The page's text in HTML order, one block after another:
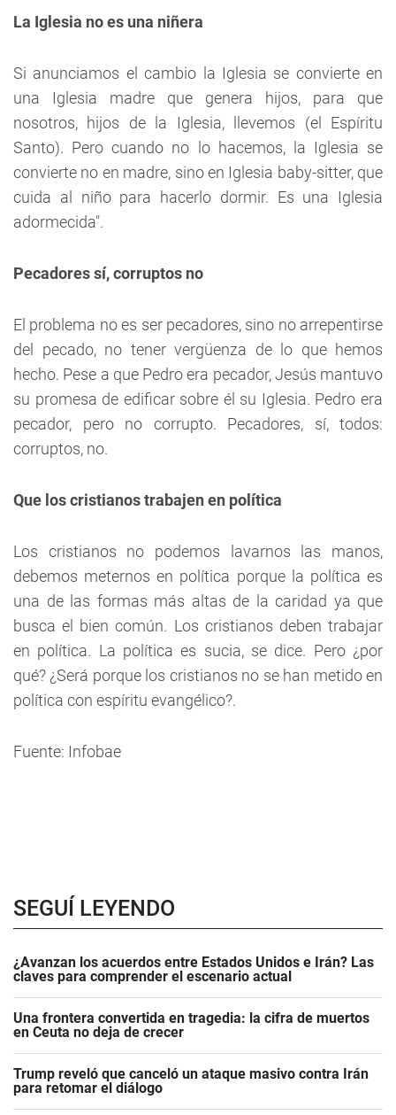
La Iglesia no es una niñera
Si anunciamos el cambio la Iglesia se convierte en
una Iglesia madre que genera hijos, para que
nosotros, hijos de la Iglesia, llevemos (el Espíritu
Santo). Pero cuando no lo hacemos, la Iglesia se
convierte no en madre, sino en Iglesia baby-sitter, que
cuida al niño para hacerlo dormir. Es una Iglesia
adormecida".
Pecadores sí, corruptos no
El problema no es ser pecadores, sino no arrepentirse
del pecado, no tener vergüenza de lo que hemos
hecho. Pese a que Pedro era pecador, Jesús mantuvo
su promesa de edificar sobre él su Iglesia. Pedro era
pecador, pero no corrupto. Pecadores, sí, todos:
corruptos, no.
Que los cristianos trabajen en política
Los cristianos no podemos lavarnos las manos,
debemos meternos en política porque la política es
una de las formas más altas de la caridad ya que
busca el bien común. Los cristianos deben trabajar
en política. La política es sucia, se dice. Pero ¿por
qué? ¿Será porque los cristianos no se han metido en
política con espíritu evangélico?.
Fuente: Infobae
SEGUÍ LEYENDO
¿Avanzan los acuerdos entre Estados Unidos e Irán? Las
claves para comprender el escenario actual
Una frontera convertida en tragedia: la cifra de muertos
en Ceuta no deja de crecer
Trump reveló que canceló un ataque masivo contra Irán
para retomar el diálogo